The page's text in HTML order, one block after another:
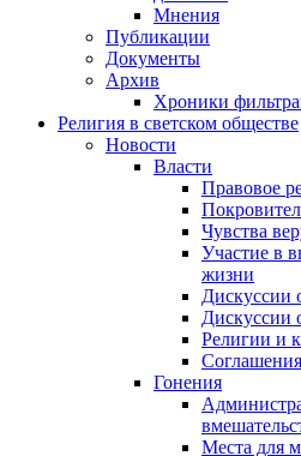
Мнения
Публикации
Документы
Архив
Хроники
Религия в светском обществе
Новости
Власти
Правовое
Чувства
Участие в
жизни
Дискуссии
Дискуссии
Религии и
Соглашения
Гонения
Места для